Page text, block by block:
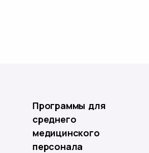
Программы для
среднего
медицинского
персонала